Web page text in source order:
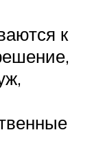
к